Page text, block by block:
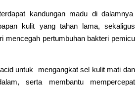
kandungan madu di dalamnya
kulit yang tahan lama, sekaligus
mencegah pertumbuhan bakteri pemicu
untuk mengangkat sel kulit mati dan
serta membantu mempercepat